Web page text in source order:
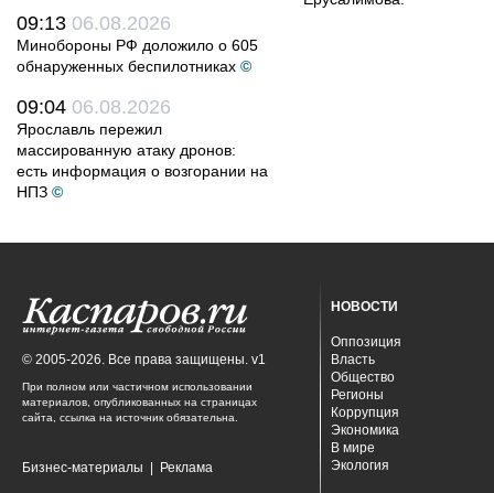
09:13 06.08.2026
Минобороны РФ доложило о 605
обнаруженных беспилотниках ©
09:04 06.08.2026
Ярославль пережил
массированную атаку дронов:
есть информация о возгорании на
НПЗ ©
© 2005-2026. Все права защищены. v1
При полном или частичном использовании
материалов, опубликованных на страницах
сайта, ссылка на источник обязательна.
Бизнес-материалы Реклама
НОВОСТИ
Оппозиция
Власть
Общество
Регионы
Коррупция
Экономика
В мире
Экология